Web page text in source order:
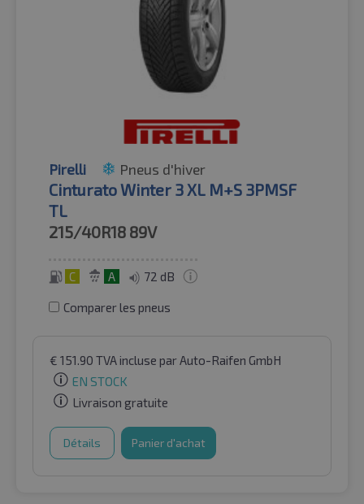
Pirelli Pneus d'hiver
Cinturato Winter 3 XL M+S 3PMSF
TL
215/40R18 89V
C A 72 dB
Comparer les pneus
€ 151.90 TVA incluse par Auto-Raifen GmbH
EN STOCK
Livraison gratuite
Détails Panier d'achat